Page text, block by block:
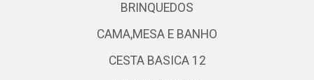
BRINQUEDOS
CAMA,MESA E BANHO
CESTA BASICA 12